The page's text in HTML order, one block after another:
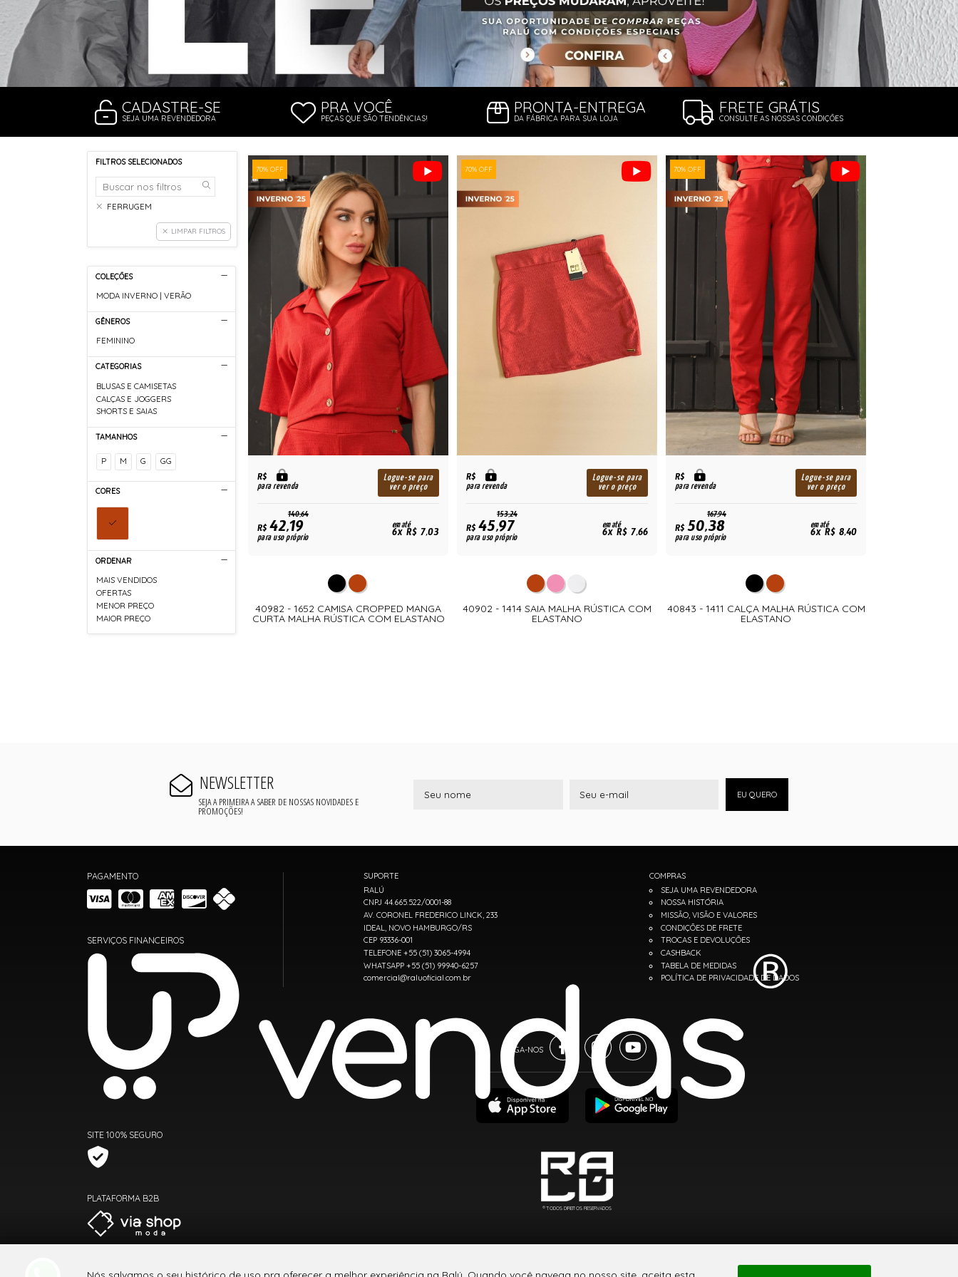
SAÍDAS DE PRAIA
SANDÁLIAS
SHORTS E SAIAS
TOP DE BIQUÍNI
CADASTRE-SE
SEJA UMA REVENDEDORA
PRA VOCÊ
PEÇAS QUE SÃO TENDÊNCIAS!
PRONTA-ENTREGA
DA FÁBRICA PARA SUA LOJA
FRETE GRÁTIS
CONSULTE AS NOSSAS CONDIÇÕES
FILTROS SELECIONADOS
FERRUGEM
LIMPAR FILTROS
COLEÇÕES
MODA INVERNO | VERÃO
GÊNEROS
FEMININO
CATEGORIAS
BLUSAS E CAMISETAS
CALÇAS E JOGGERS
SHORTS E SAIAS
TAMANHOS
P M G GG
CORES
ORDENAR
MAIS VENDIDOS
OFERTAS
MENOR PREÇO
MAIOR PREÇO
70% OFF
R$
para revenda
Logue-se para
ver o preço
140,64
R$42,19
para uso próprio
em até
6x R$ 7,03
40982 - 1652 CAMISA CROPPED MANGA
CURTA MALHA RÚSTICA COM ELASTANO
70% OFF
R$
para revenda
Logue-se para
ver o preço
153,24
R$45,97
para uso próprio
em até
6x R$ 7,66
40902 - 1414 SAIA MALHA RÚSTICA COM
ELASTANO
70% OFF
R$
para revenda
Logue-se para
ver o preço
167,94
R$50,38
para uso próprio
em até
6x R$ 8,40
40843 - 1411 CALÇA MALHA RÚSTICA COM
ELASTANO
NEWSLETTER
SEJA A PRIMEIRA A SABER DE NOSSAS NOVIDADES E
PROMOÇÕES!
EU QUERO
PAGAMENTO
SERVIÇOS FINANCEIROS
SITE 100% SEGURO
PLATAFORMA B2B
SUPORTE
RALÚ
CNPJ 44.665.522/0001-88
AV. CORONEL FREDERICO LINCK, 233
IDEAL, NOVO HAMBURGO/RS
CEP 93336-001
TELEFONE +55 (51) 3065-4994
WHATSAPP +55 (51) 99940-6257
comercial@raluoficial.com.br
COMPRAS
SEJA UMA REVENDEDORA
NOSSA HISTÓRIA
MISSÃO, VISÃO E VALORES
CONDIÇÕES DE FRETE
TROCAS E DEVOLUÇÕES
CASHBACK
TABELA DE MEDIDAS
POLÍTICA DE PRIVACIDADE DE DADOS
® TODOS DIREITOS RESERVADOS